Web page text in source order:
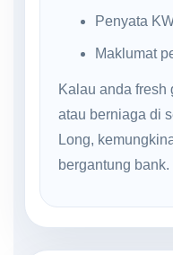
Penyata
Maklumat
Kalau anda fresh
atau berniaga di
Long,
bergantung bank.